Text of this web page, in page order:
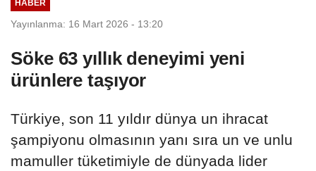
HABER
Yayınlanma: 16 Mart 2026 - 13:20
Söke 63 yıllık deneyimi yeni
ürünlere taşıyor
Türkiye, son 11 yıldır dünya un ihracat
şampiyonu olmasının yanı sıra un ve unlu
mamuller tüketimiyle de dünyada lider